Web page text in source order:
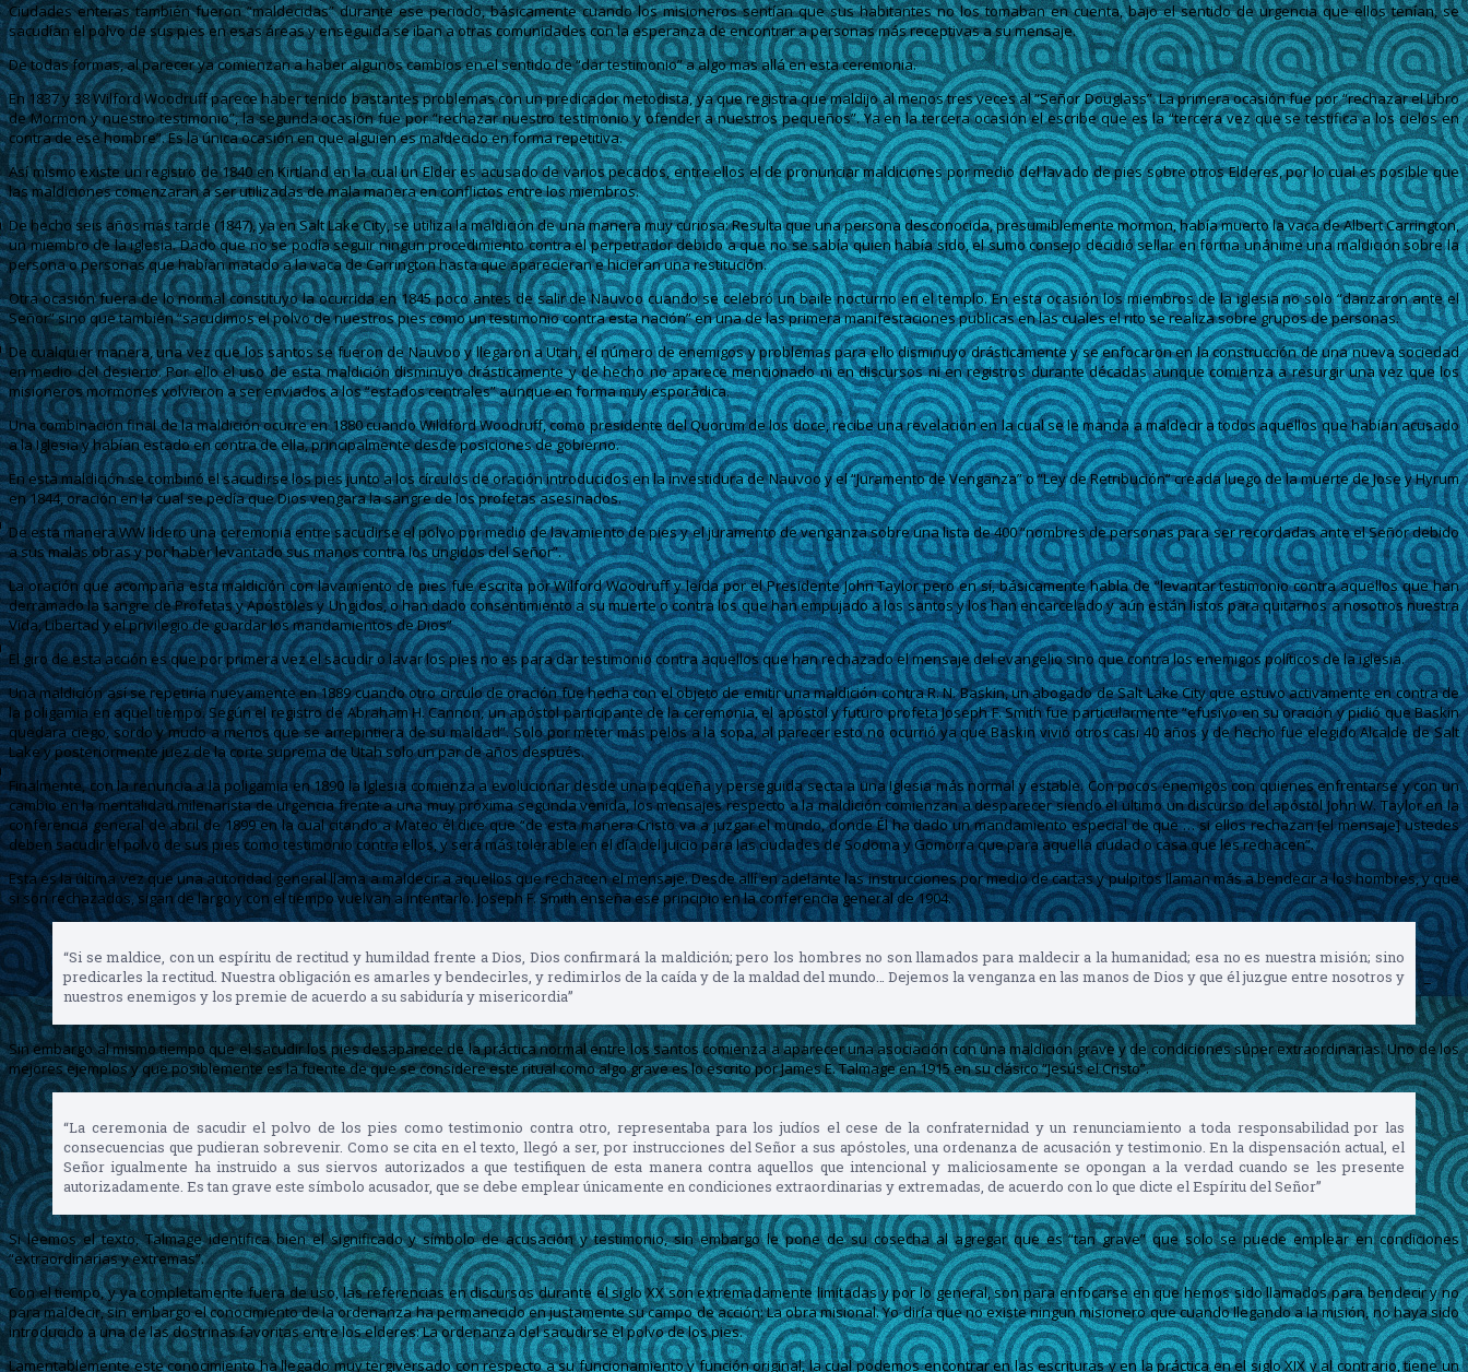
Ciudades enteras también fueron “maldecidas” durante ese periodo, básicamente cuando los misioneros sentían que sus habitantes no los tomaban en cuenta, bajo el sentido de urgencia que ellos tenían, se
sacudían el polvo de sus pies en esas áreas y enseguida se iban a otras comunidades con la esperanza de encontrar a personas más receptivas a su mensaje.
De todas formas, al parecer ya comienzan a haber algunos cambios en el sentido de “dar testimonio” a algo mas allá en esta ceremonia.
En 1837 y 38 Wilford Woodruff parece haber tenido bastantes problemas con un predicador metodista, ya que registra que maldijo al menos tres veces al “Señor Douglass”. La primera ocasión fue por “rechazar el Libro
de Mormon y nuestro testimonio”, la segunda ocasión fue por “rechazar nuestro testimonio y ofender a nuestros pequeños”. Ya en la tercera ocasión el escribe que es la “tercera vez que se testifica a los cielos en
contra de ese hombre”. Es la única ocasión en que alguien es maldecido en forma repetitiva.
Así mismo existe un registro de 1840 en Kirtland en la cual un Elder es acusado de varios pecados, entre ellos el de pronunciar maldiciones por medio del lavado de pies sobre otros Elderes, por lo cual es posible que
las maldiciones comenzaran a ser utilizadas de mala manera en conflictos entre los miembros.
De hecho seis años más tarde (1847), ya en Salt Lake City, se utiliza la maldición de una manera muy curiosa: Resulta que una persona desconocida, presumiblemente mormon, había muerto la vaca de Albert Carrington,
un miembro de la iglesia. Dado que no se podía seguir ningun procedimiento contra el perpetrador debido a que no se sabía quien había sido, el sumo consejo decidió sellar en forma unánime una maldición sobre la
persona o personas que habían matado a la vaca de Carrington hasta que aparecieran e hicieran una restitución.
Otra ocasión fuera de lo normal constituyo la ocurrida en 1845 poco antes de salir de Nauvoo cuando se celebró un baile nocturno en el templo. En esta ocasión los miembros de la iglesia no solo “danzaron ante el
Señor” sino que también “sacudimos el polvo de nuestros pies como un testimonio contra esta nación” en una de las primera manifestaciones publicas en las cuales el rito se realiza sobre grupos de personas.
De cualquier manera, una vez que los santos se fueron de Nauvoo y llegaron a Utah, el número de enemigos y problemas para ello disminuyo drásticamente y se enfocaron en la construcción de una nueva sociedad
en medio del desierto. Por ello el uso de esta maldición disminuyo drásticamente y de hecho no aparece mencionado ni en discursos ni en registros durante décadas aunque comienza a resurgir una vez que los
misioneros mormones volvieron a ser enviados a los “estados centrales” aunque en forma muy esporádica.
Una combinación final de la maldición ocurre en 1880 cuando Wildford Woodruff, como presidente del Quorum de los doce, recibe una revelación en la cual se le manda a maldecir a todos aquellos que habían acusado
a la Iglesia y habían estado en contra de ella, principalmente desde posiciones de gobierno.
En esta maldición se combinó el sacudirse los pies junto a los círculos de oración introducidos en la investidura de Nauvoo y el “Juramento de Venganza” o “Ley de Retribución” creada luego de la muerte de Jose y Hyrum
en 1844, oración en la cual se pedía que Dios vengara la sangre de los profetas asesinados.
De esta manera WW lidero una ceremonia entre sacudirse el polvo por medio de lavamiento de pies y el juramento de venganza sobre una lista de 400 “nombres de personas para ser recordadas ante el Señor debido
a sus malas obras y por haber levantado sus manos contra los ungidos del Señor”.
La oración que acompaña esta maldición con lavamiento de pies fue escrita por Wilford Woodruff y leída por el Presidente John Taylor pero en sí, básicamente habla de “levantar testimonio contra aquellos que han
derramado la sangre de Profetas y Apóstoles y Ungidos, o han dado consentimiento a su muerte o contra los que han empujado a los santos y los han encarcelado y aún están listos para quitarnos a nosotros nuestra
Vida, Libertad y el privilegio de guardar los mandamientos de Dios”
El giro de esta acción es que por primera vez el sacudir o lavar los pies no es para dar testimonio contra aquellos que han rechazado el mensaje del evangelio sino que contra los enemigos políticos de la iglesia.
Una maldición así se repetiría nuevamente en 1889 cuando otro circulo de oración fue hecha con el objeto de emitir una maldición contra R. N. Baskin, un abogado de Salt Lake City que estuvo activamente en contra de
la poligamia en aquel tiempo. Según el registro de Abraham H. Cannon, un apóstol participante de la ceremonia, el apóstol y futuro profeta Joseph F. Smith fue particularmente “efusivo en su oración y pidió que Baskin
quedara ciego, sordo y mudo a menos que se arrepintiera de su maldad”. Solo por meter más pelos a la sopa, al parecer esto no ocurrió ya que Baskin vivió otros casi 40 años y de hecho fue elegido Alcalde de Salt
Lake y posteriormente juez de la corte suprema de Utah solo un par de años después.
Finalmente, con la renuncia a la poligamia en 1890 la Iglesia comienza a evolucionar desde una pequeña y perseguida secta a una Iglesia más normal y estable. Con pocos enemigos con quienes enfrentarse y con un
cambio en la mentalidad milenarista de urgencia frente a una muy próxima segunda venida, los mensajes respecto a la maldición comienzan a desparecer siendo el ultimo un discurso del apóstol John W. Taylor en la
conferencia general de abril de 1899 en la cual citando a Mateo él dice que “de esta manera Cristo va a juzgar el mundo, donde Él ha dado un mandamiento especial de que … si ellos rechazan [el mensaje] ustedes
deben sacudir el polvo de sus pies como testimonio contra ellos, y será más tolerable en el día del juicio para las ciudades de Sodoma y Gomorra que para aquella ciudad o casa que les rechacen”.
Esta es la última vez que una autoridad general llama a maldecir a aquellos que rechacen el mensaje. Desde allí en adelante las instrucciones por medio de cartas y pulpitos llaman más a bendecir a los hombres, y que
si son rechazados, sigan de largo y con el tiempo vuelvan a intentarlo. Joseph F. Smith enseña ese principio en la conferencia general de 1904.
“Si se maldice, con un espíritu de rectitud y humildad frente a Dios, Dios confirmará la maldición; pero los hombres no son llamados para maldecir a la humanidad; esa no es nuestra misión; sino
predicarles la rectitud. Nuestra obligación es amarles y bendecirles, y redimirlos de la caída y de la maldad del mundo… Dejemos la venganza en las manos de Dios y que él juzgue entre nosotros y
nuestros enemigos y los premie de acuerdo a su sabiduría y misericordia”
Sin embargo al mismo tiempo que el sacudir los pies desaparece de la práctica normal entre los santos comienza a aparecer una asociación con una maldición grave y de condiciones súper extraordinarias. Uno de los
mejores ejemplos y que posiblemente es la fuente de que se considere este ritual como algo grave es lo escrito por James E. Talmage en 1915 en su clásico “Jesús el Cristo”.
“La ceremonia de sacudir el polvo de los pies como testimonio contra otro, representaba para los judíos el cese de la confraternidad y un renunciamiento a toda responsabilidad por las
consecuencias que pudieran sobrevenir. Como se cita en el texto, llegó a ser, por instrucciones del Señor a sus apóstoles, una ordenanza de acusación y testimonio. En la dispensación actual, el
Señor igualmente ha instruido a sus siervos autorizados a que testifiquen de esta manera contra aquellos que intencional y maliciosamente se opongan a la verdad cuando se les presente
autorizadamente. Es tan grave este símbolo acusador, que se debe emplear únicamente en condiciones extraordinarias y extremadas, de acuerdo con lo que dicte el Espíritu del Señor”
Si leemos el texto, Talmage identifica bien el significado y símbolo de acusación y testimonio, sin embargo le pone de su cosecha al agregar que es “tan grave” que solo se puede emplear en condiciones
“extraordinarias y extremas”.
Con el tiempo, y ya completamente fuera de uso, las referencias en discursos durante el siglo XX son extremadamente limitadas y por lo general, son para enfocarse en que hemos sido llamados para bendecir y no
para maldecir, sin embargo el conocimiento de la ordenanza ha permanecido en justamente su campo de acción: La obra misional. Yo diría que no existe ningun misionero que cuando llegando a la misión, no haya sido
introducido a una de las dostrinas favoritas entre los elderes: La ordenanza del sacudirse el polvo de los pies.
Lamentablemente este conocimiento ha llegado muy tergiversado con respecto a su funcionamiento y función original, la cual podemos encontrar en las escrituras y en la práctica en el siglo XIX y al contrario, tiene un